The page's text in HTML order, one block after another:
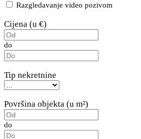
Razgledavanje video pozivom
Cijena (u €)
do
Tip nekretnine
Površina objekta (u m²)
do